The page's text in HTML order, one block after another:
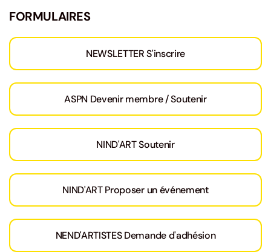
FORMULAIRES
NEWSLETTER S'inscrire
ASPN Devenir membre / Soutenir
NIND'ART Soutenir
NIND'ART Proposer un événement
NEND'ARTISTES Demande d'adhésion